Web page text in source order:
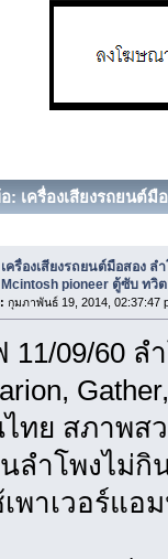
: เครื่องเสียงรถยนต์
เครื่องเสียงรถยนต์มือสอง ล
Mcintosh pioneer ตู้ซับ ทวิต
กุมภาพันธ์ 19, 2014, 02:37:47
11/09/60 ล
ทย สภาพส
นลำโพงไม่กิ
พาเวอร์แอ